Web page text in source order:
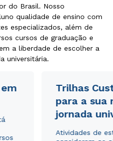
do Brasil. Nosso
qualidade de ensino com
especializados, além de
cursos de graduação e
a liberdade de escolher a
universitária.
Trilhas
para a sua
jornada
Atividades de